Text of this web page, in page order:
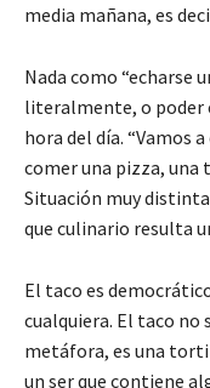
media mañana, es
Nada como “echarse
literalmente, o poder
hora del día. “Vamos
comer una pizza, una
Situación muy distinta
que culinario resulta
El taco es
cualquiera. El taco no
metáfora, es una
un ser que contiene